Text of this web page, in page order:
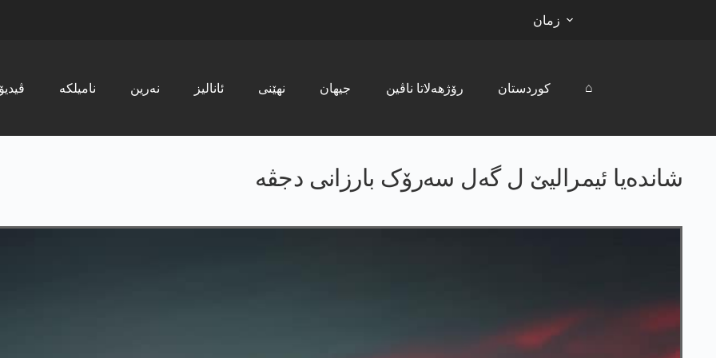
زمان
ڤیدیۆ نامیلکە نەرین ئانالیز نھێنی جیھان رۆژھەلاتا ناڤین کوردستان ⌂
شاندەیا ئیمرالیێ ل گەل سەرۆک بارزانی دجڤە